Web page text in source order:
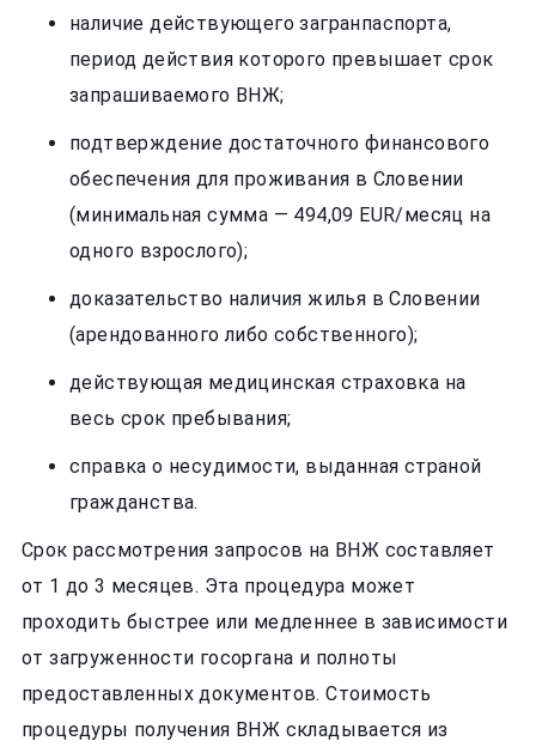
наличие действующего загранпаспорта,
период действия которого превышает срок
запрашиваемого ВНЖ;
подтверждение достаточного финансового
обеспечения для проживания в Словении
(минимальная сумма — 494,09 EUR/месяц на
одного взрослого);
доказательство наличия жилья в Словении
(арендованного либо собственного);
действующая медицинская страховка на
весь срок пребывания;
справка о несудимости, выданная страной
гражданства.
Срок рассмотрения запросов на ВНЖ составляет
от 1 до 3 месяцев. Эта процедура может
проходить быстрее или медленнее в зависимости
от загруженности госоргана и полноты
предоставленных документов. Стоимость
процедуры получения ВНЖ складывается из